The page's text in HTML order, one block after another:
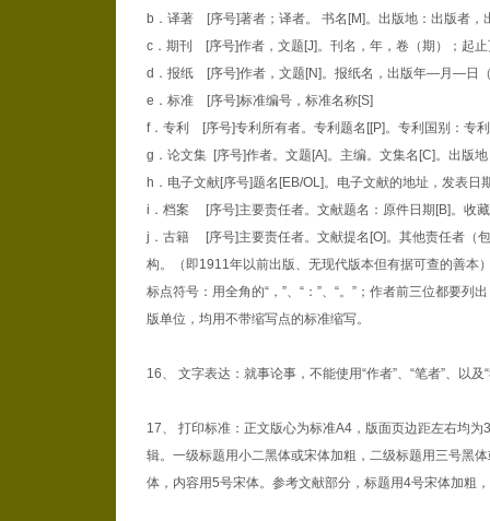
b．译著 [序号]著者；译者。 书名[M]。出版地：出版者，
c．期刊 [序号]作者，文题[J]。刊名，年，卷（期）；起止
d．报纸 [序号]作者，文题[N]。报纸名，出版年—月—日
e．标准 [序号]标准编号，标准名称[S]
f．专利 [序号]专利所有者。专利题名[[P]。专利国别：专
g．论文集 [序号]作者。文题[A]。主编。文集名[C]。出版
h．电子文献[序号]题名[EB/OL]。电子文献的地址，发表日
i．档案 [序号]主要责任者。文献题名：原件日期[B]。收
j．古籍 [序号]主要责任者。文献提名[O]。其他责任者（
构。（即1911年以前出版、无现代版本但有据可查的善本
标点符号：用全角的“，”、“：”、“。”；作者前三位都要
版单位，均用不带缩写点的标准缩写。
16、 文字表达：就事论事，不能使用“作者”、“笔者”、以
17、 打印标准：正文版心为标准A4，版面页边距左右均
辑。一级标题用小二黑体或宋体加粗，二级标题用三号黑
体，内容用5号宋体。参考文献部分，标题用4号宋体加粗